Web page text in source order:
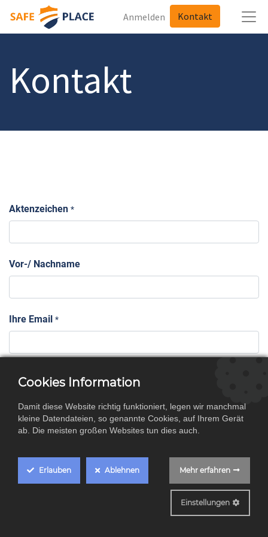
Anmelden Kontakt
Kontakt
Aktenzeichen *
Vor-/ Nachname
Ihre Email *
Ihr KFZ Kennzeichen
Betreff *
Ihre Anfrage *
Cookie Box Settings
Cookies Information
Damit diese Website richtig funktioniert, legen wir manchmal
kleine Datendateien, so genannte Cookies, auf Ihrem Gerät
ab. Die meisten großen Websites tun dies auch.
Erlauben Ablehnen Mehr erfahren
Einstellungen